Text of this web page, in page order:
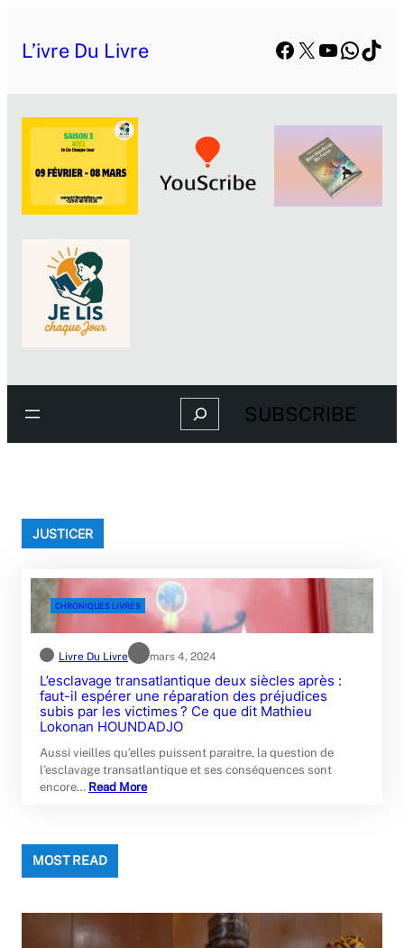
auL’ivre Du Livre Facebook
X YouTube
Search SUBSCRIBE
JUSTICER
CHRONIQUES LIVRES
Livre Du Livre mars 4, 2024
L’esclavage transatlantique deux siècles après :
faut-il espérer une réparation des préjudices
subis par les victimes ? Ce que dit Mathieu
Lokonan HOUNDADJO
Aussi vieilles qu’elles puissent paraitre, la question de
l’esclavage transatlantique et ses conséquences sont
encore… Read More
MOST READ